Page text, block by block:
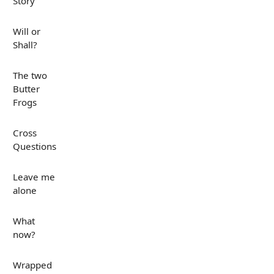
Will or
Shall?
The two
Butter
Frogs
Cross
Questions
Leave me
alone
What
now?
Wrapped